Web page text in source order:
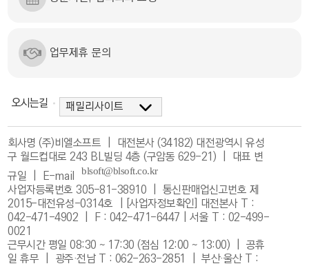
업무제휴 문의
오시는길
회사명 (주)비엘소프트 | 대전본사 (34182) 대전광역시 유성
구 월드컵대로 243 BL빌딩 4층 (구암동 629-21) | 대표 변
규일 |
E-mail
사업자등록번호 305-81-38910 | 통신판매업신고번호 제
2015-대전유성-0314호 |
[사업자정보확인]
대전본사 T :
042-471-4902 | F : 042-471-6447 | 서울 T : 02-499-
0021
근무시간 평일 08:30 ~ 17:30 (점심 12:00 ~ 13:00) | 공휴
일 휴무 | 광주·전남 T : 062-263-2851 | 부산·울산 T :